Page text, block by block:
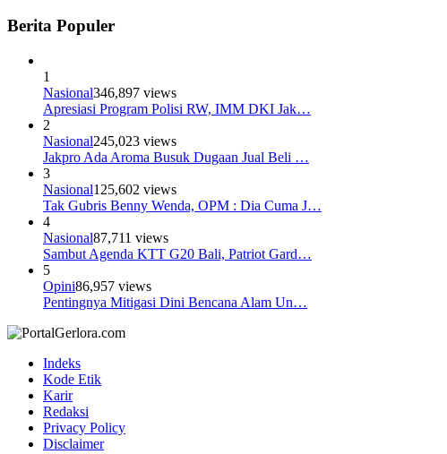
Berita Populer
1
Nasional346,897 views
Apresiasi Program Polisi RW, IMM DKI Jak…
2
Nasional245,023 views
Jakpro Ada Aroma Busuk Dugaan Jual Beli …
3
Nasional125,602 views
Tak Gubris Benny Wenda, OPM : Dia Cuma J…
4
Nasional87,711 views
Sambut Agenda KTT G20 Bali, Patriot Gard…
5
Opini86,957 views
Pentingnya Mitigasi Dini Bencana Alam Un…
Indeks
Kode Etik
Karir
Redaksi
Privacy Policy
Disclaimer